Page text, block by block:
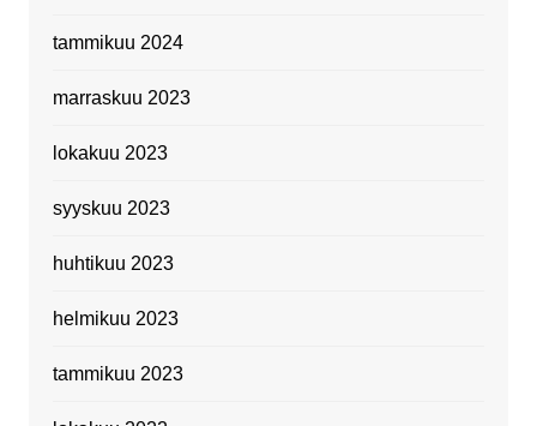
tammikuu 2024
marraskuu 2023
lokakuu 2023
syyskuu 2023
huhtikuu 2023
helmikuu 2023
tammikuu 2023